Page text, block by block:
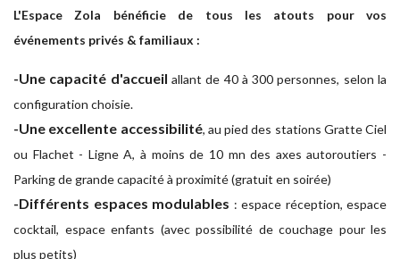
L'Espace Zola bénéficie de tous les atouts pour vos
événements privés & familiaux :
-Une capacité d'accueil allant de 40 à 300 personnes, selon la
configuration choisie.
-Une excellente accessibilité, au pied des stations Gratte Ciel
ou Flachet - Ligne A, à moins de 10 mn des axes autoroutiers -
Parking de grande capacité à proximité (gratuit en soirée)
-Différents espaces modulables : espace réception, espace
cocktail, espace enfants (avec possibilité de couchage pour les
plus petits)